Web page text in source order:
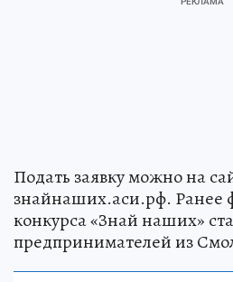
Подать заявку можно на
знайнаших.аси.рф. Ранее
конкурса «Знай наших»
предпринимателей из